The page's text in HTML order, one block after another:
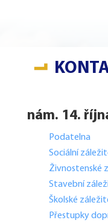
nám. 14.
Podatelna
Sociální
Živnostenské
Stavební
Školské
Přestupky